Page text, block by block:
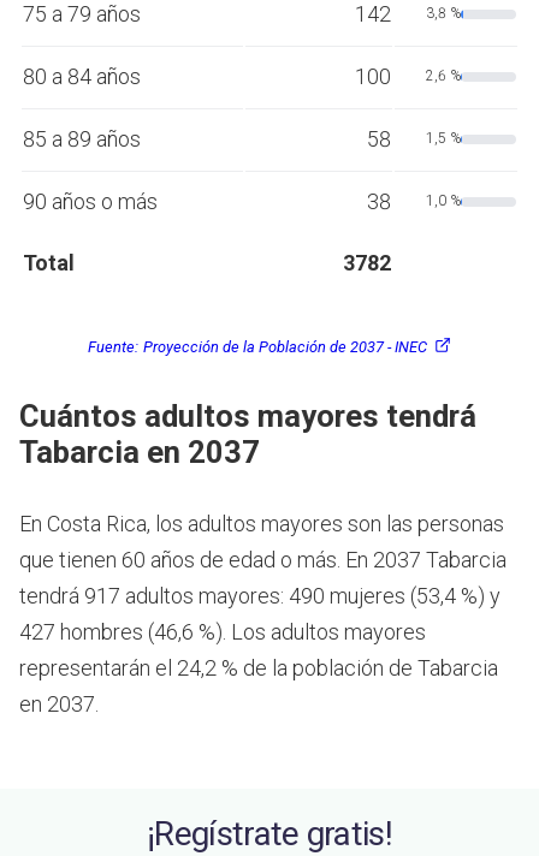
75 a 79 años 142 3,8 %
80 a 84 años 100 2,6 %
85 a 89 años 58 1,5 %
90 años o más 38 1,0 %
Total 3782
Fuente: Proyección de la Población de 2037 - INEC
Cuántos adultos mayores tendrá
Tabarcia en 2037
En Costa Rica, los adultos mayores son las personas
que tienen 60 años de edad o más. En 2037 Tabarcia
tendrá 917 adultos mayores: 490 mujeres (53,4 %) y
427 hombres (46,6 %). Los adultos mayores
representarán el 24,2 % de la población de Tabarcia
en 2037.
¡Regístrate gratis!